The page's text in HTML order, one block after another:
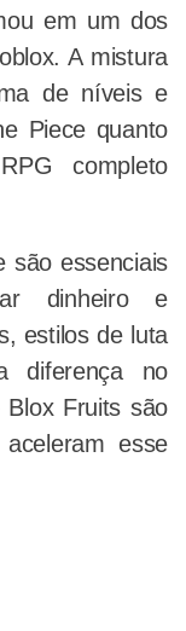
em um dos
A mistura
de níveis e
Piece quanto
completo
são essenciais
dinheiro e
estilos de luta
diferença no
Blox Fruits são
esse